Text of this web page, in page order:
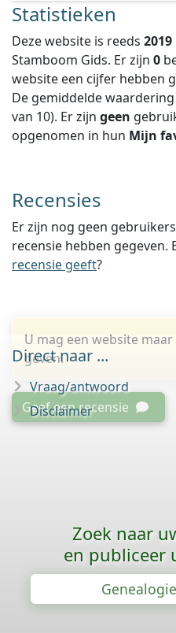
Statistieken
Deze website is reeds 2019
Stamboom Gids. Er zijn 0
website een cijfer hebben
De gemiddelde waardering
van 10). Er zijn geen
opgenomen in hun Mijn
Recensies
Er zijn nog geen
recensie hebben gegeven.
recensie geeft?
U mag een website
geven.
Geef een recensie
Direct naar ...
Vraag/antwoord
Disclaimer
Zoek naar
en publiceer